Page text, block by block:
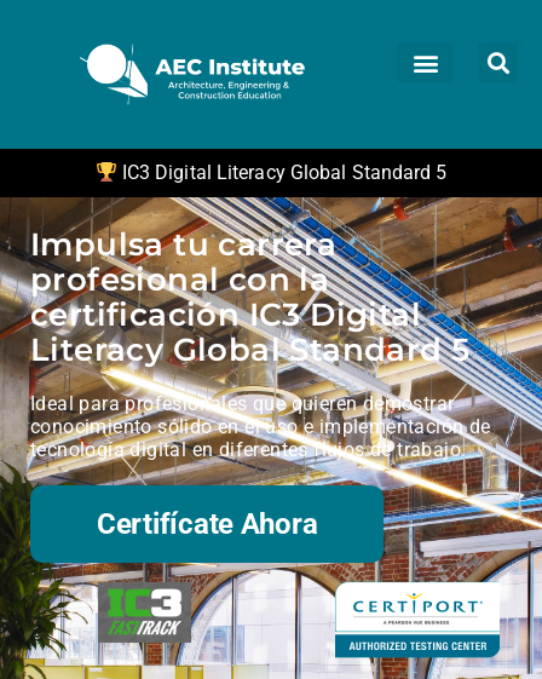
IC3 Digital Literacy Global Standard 5
Impulsa tu carrera
profesional con la
certificación IC3 Digital
Literacy Global Standard 5
Ideal para profesionales que quieren demostrar
conocimiento sólido en el uso e implementación de
tecnología digital en diferentes flujos de trabajo.
Certifícate Ahora